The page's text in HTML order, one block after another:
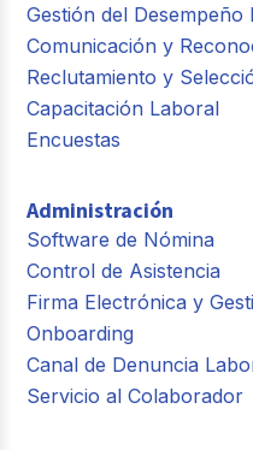
Gestión del Desempeño
Comunicación y
Reclutamiento y
Capacitación Laboral
Encuestas
Administración
Software de Nómina
Control de Asistencia
Firma Electrónica y
Onboarding
Canal de Denuncia
Servicio al Colaborador